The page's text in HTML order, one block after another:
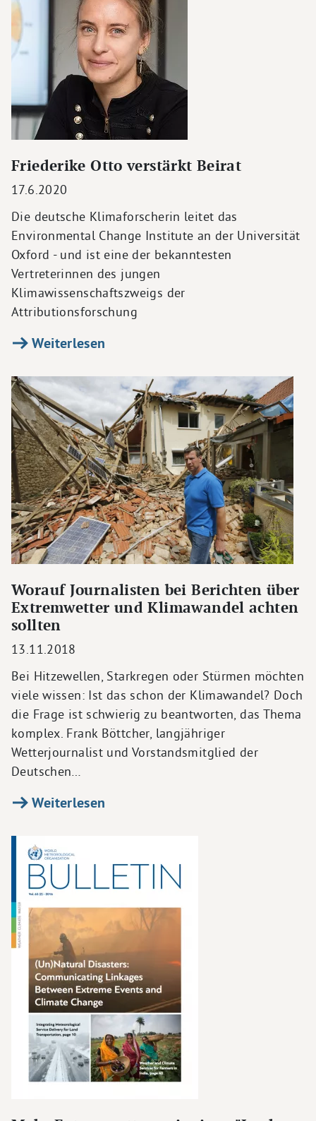
Friederike Otto verstärkt Beirat
17.6.2020
Die deutsche Klimaforscherin leitet das
Environmental Change Institute an der Universität
Oxford - und ist eine der bekanntesten
Vertreterinnen des jungen
Klimawissenschaftszweigs der
Attributionsforschung
Weiterlesen
Worauf Journalisten bei Berichten über
Extremwetter und Klimawandel achten
sollten
13.11.2018
Bei Hitzewellen, Starkregen oder Stürmen möchten
viele wissen: Ist das schon der Klimawandel? Doch
die Frage ist schwierig zu beantworten, das Thema
komplex. Frank Böttcher, langjähriger
Wetterjournalist und Vorstandsmitglied der
Deutschen…
Weiterlesen